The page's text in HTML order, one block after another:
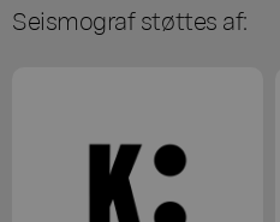
Seismograf støttes af: